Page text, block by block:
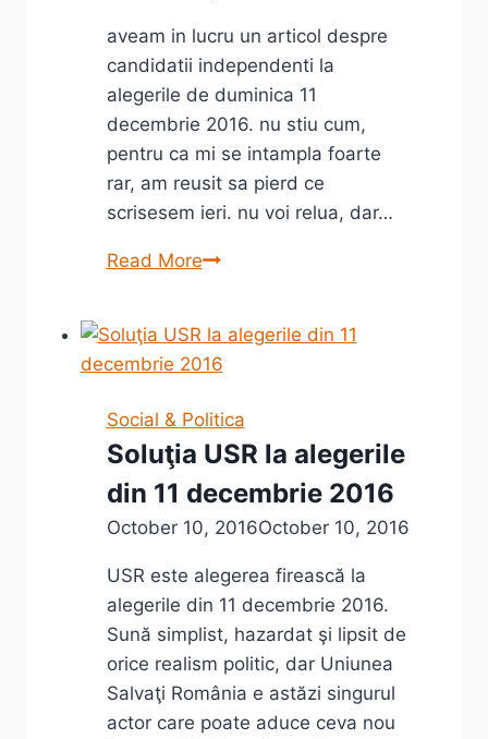
aveam in lucru un articol despre
candidatii independenti la
alegerile de duminica 11
decembrie 2016. nu stiu cum,
pentru ca mi se intampla foarte
rar, am reusit sa pierd ce
scrisesem ieri. nu voi relua, dar…
Read MoreCandidati
candidatii
din
pentru
alegerile
din
11
2016
Social & Politica
Soluţia USR la alegerile
din 11 decembrie 2016
October 10, 2016October 10, 2016
USR este alegerea firească la
alegerile din 11 decembrie 2016.
Sună simplist, hazardat şi lipsit de
orice realism politic, dar Uniunea
Salvaţi România e astăzi singurul
actor care poate aduce ceva nou